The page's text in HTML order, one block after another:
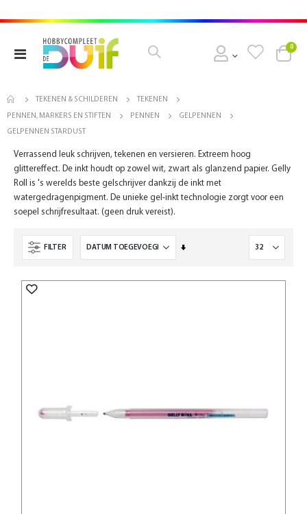
Toggle
Cart
0
TEKENEN & SCHILDEREN TEKENEN
PENNEN, MARKERS EN STIFTEN PENNEN GELPENNEN
GELPENNEN STARDUST
Verrassend leuk schrijven, tekenen en versieren. Extreem hoog
glittereffect. De inkt houdt op zowel wit, zwart als glanzend papier. Gelly
Roll is 's werelds beste gelschrijver dankzij de inkt met
watergedragenpigment. De unieke gel-inkt technologie zorgt voor een
soepel schrijfresultaat. (geen druk vereist).
FILTER
Van